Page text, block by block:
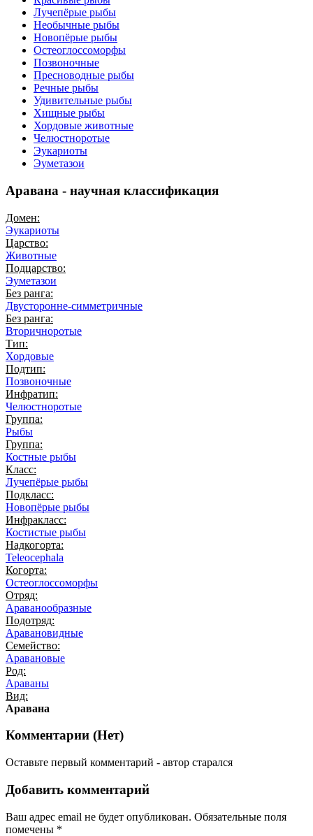
Лучепёрые рыбы
Необычные рыбы
Новопёрые рыбы
Остеоглоссоморфы
Позвоночные
Пресноводные рыбы
Речные рыбы
Удивительные рыбы
Хищные рыбы
Хордовые животные
Челюстноротые
Эукариоты
Эуметазои
Аравана - научная классификация
Домен:
Эукариоты
Царство:
Животные
Подцарство:
Эуметазои
Без ранга:
Двусторонне-симметричные
Без ранга:
Вторичноротые
Тип:
Хордовые
Подтип:
Позвоночные
Инфратип:
Челюстноротые
Группа:
Рыбы
Группа:
Костные рыбы
Класс:
Лучепёрые рыбы
Подкласс:
Новопёрые рыбы
Инфракласс:
Костистые рыбы
Надкогорта:
Teleocephala
Когорта:
Остеоглоссоморфы
Отряд:
Араванообразные
Подотряд:
Аравановидные
Семейство:
Аравановые
Род:
Араваны
Вид:
Аравана
Комментарии (Нет)
Оставьте первый комментарий - автор старался
Добавить комментарий
Ваш адрес email не будет опубликован. Обязательные поля
помечены *